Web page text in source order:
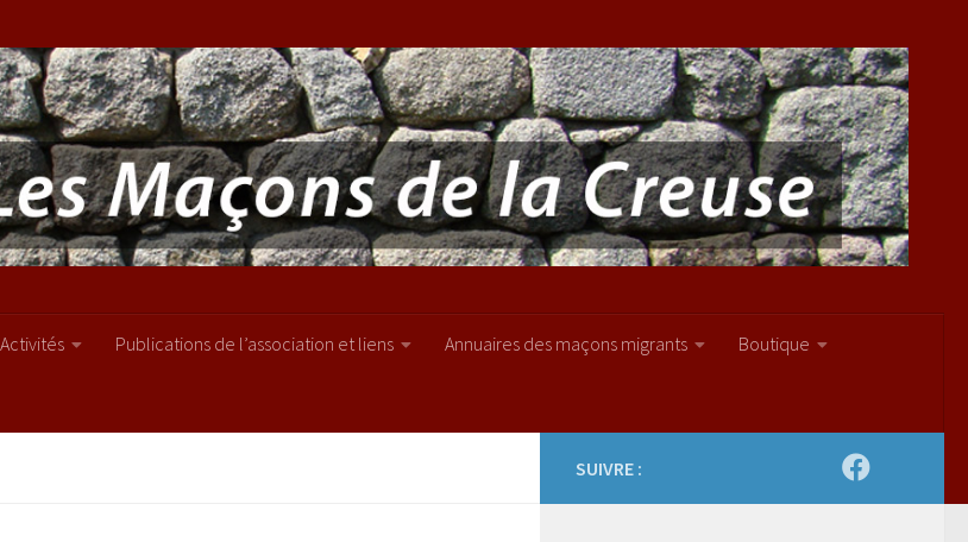
Activités Publications de l’association et liens Annuaires des maçons migrants Boutique
SUIVRE :